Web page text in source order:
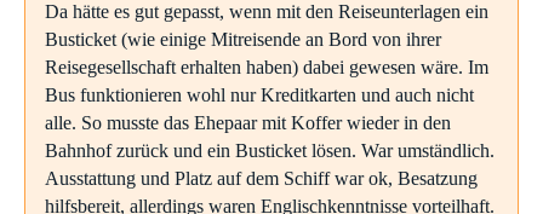
Da hätte es gut gepasst, wenn mit den Reiseunterlagen ein
Busticket (wie einige Mitreisende an Bord von ihrer
Reisegesellschaft erhalten haben) dabei gewesen wäre. Im
Bus funktionieren wohl nur Kreditkarten und auch nicht
alle. So musste das Ehepaar mit Koffer wieder in den
Bahnhof zurück und ein Busticket lösen. War umständlich.
Ausstattung und Platz auf dem Schiff war ok, Besatzung
hilfsbereit, allerdings waren Englischkenntnisse vorteilhaft.